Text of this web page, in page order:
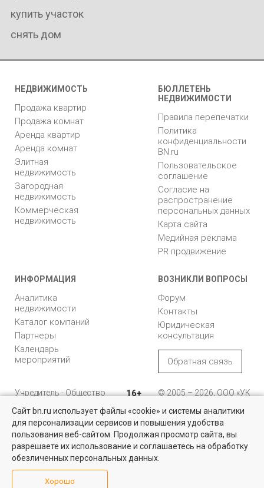
купить участок
снять дом
НЕДВИЖИМОСТЬ
Продажа квартир
Продажа комнат
Аренда квартир
Аренда комнат
Элитная
недвижимость
Загородная
недвижимость
Коммерческая
недвижимость
БЮЛЛЕТЕНЬ
НЕДВИЖИМОСТИ
Правила перепечатки
Политика
конфиденциальности
BN.ru
Пользовательское
соглашение
Согласие на
распространение
персональных данных
Карта сайта
Медийная реклама
PR продвижение
ИНФОРМАЦИЯ
Аналитика
недвижимости
Каталог компаний
Партнеры
Календарь
мероприятий
ВОЗНИКЛИ ВОПРОСЫ
Форум
Контакты
Юридическая
консультация
Обратная связь
Учредитель - Общество
ответственностью
"Управляющая
компания "Бюллетень
недвижимости"
16+
© 2005 – 2026, ООО «УК
196105, Санкт-
Петербург, пр. Юрия
Гагарина, 1
8 (812) 331-93-56
reklama@bn.ru
Сайт bn.ru использует файлы «cookie» и системы аналитики
для персонализации сервисов и повышения удобства
пользования веб-сайтом. Продолжая просмотр сайта, вы
разрешаете их использование и соглашаетесь на обработку
обезличенных персональных данных.
Хорошо